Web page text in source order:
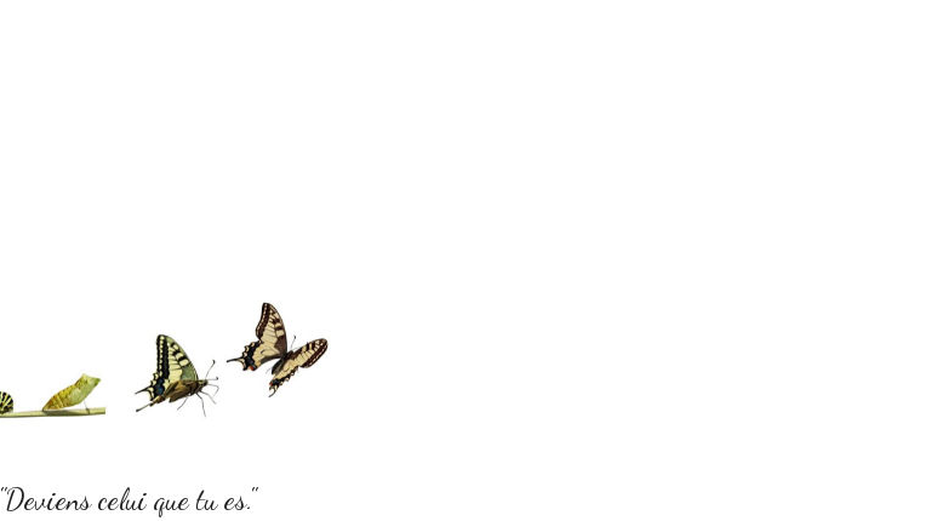
"Deviens celui que tu es."